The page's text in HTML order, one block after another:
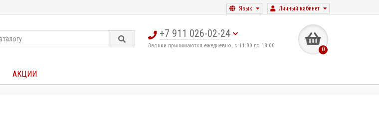
Личный кабинет
Язык
+7 911 026-02-24
Звонки принимаются ежедневно, с 11:00 до 18:00 0
АКЦИИ